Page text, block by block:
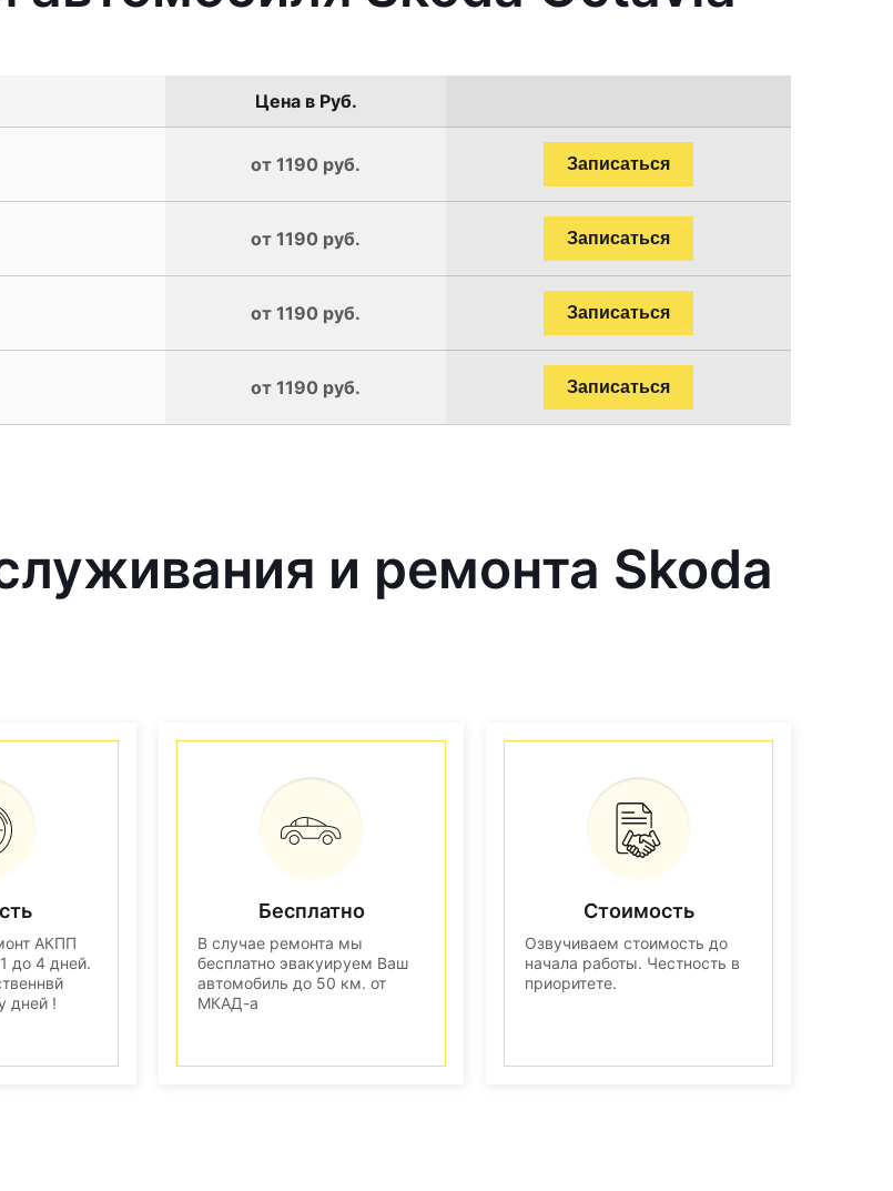
Цена в Руб.
от 1190 руб. Записаться
от 1190 руб. Записаться
от 1190 руб. Записаться
от 1190 руб. Записаться
и ремонта Skoda
АКПП
до 4 дней.
дней !
Бесплатно
В случае ремонта мы
бесплатно эвакуируем Ваш
автомобиль до 50 км. от
МКАД-а
Стоимость
Озвучиваем стоимость до
начала работы. Честность в
приоритете.